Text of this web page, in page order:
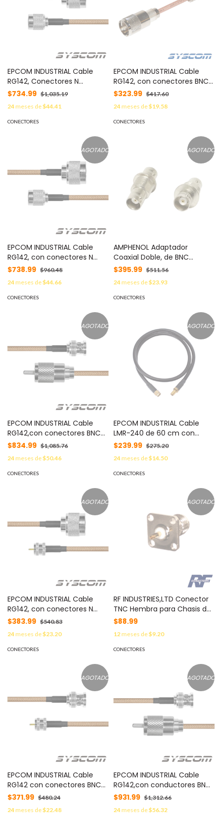
EPCOM INDUSTRIAL Cable
RG142, Conectores N
MACHO/TNC MACHO
INVERSO. MOD: SN-142-TNCI-
100
$734.99 $1,035.19
24meses de$44.41
CONECTORES
EPCOM INDUSTRIAL Cable
RG142, con conectores BNC
Macho /UHF (PL-259) Macho.
MOD: SBNC-142-UHF-10
$323.99 $417.60
24meses de$19.58
CONECTORES
AGOTADO
EPCOM INDUSTRIAL Cable
RG142, con conectores N
Macho/TNC Macho Inverso.
MOD: SN-142-TNCI-60
$738.99 $960.48
24meses de$44.66
CONECTORES
AGOTADO
AMPHENOL Adaptador
Coaxial Doble, de BNC
Hembra a BNC Hembra para
Chasis en COM-3010, Niquel
/ Oro / Delrin. MOD: CON-
N103
$395.99 $511.56
24meses de$23.93
CONECTORES
AGOTADO
EPCOM INDUSTRIAL Cable
RG142,con conectores BNC
Macho / UHF Macho. MOD:
SBNC-142-UHF-110
$834.99 $1,085.76
24meses de$50.46
CONECTORES
AGOTADO
EPCOM INDUSTRIAL Cable
LMR-240 de 60 cm con
Conectores SMA Macho
Inverso y SMA Hembra
Inverso. MOD: SSMAI-240-
SMAHI-60
$239.99 $275.20
24meses de$14.50
CONECTORES
AGOTADO
EPCOM INDUSTRIAL Cable
RG142, con conectores N
Macho / MINI UHF Macho.
MOD: SN-142-MIN-30
$383.99 $540.83
24meses de$23.20
CONECTORES
AGOTADO
RF INDUSTRIES,LTD Conector
TNC Hembra para Chasis de
4 Perforaciones de 13 mm,
Terminal Soldable, Níquel/
Oro/ Teflón. MOD: RFT-1210
$88.99
12meses de$9.20
CONECTORES
AGOTADO
EPCOM INDUSTRIAL Cable
RG142 con conectores BNC
MACHO/MINI UHF MACHO.
MOD: SBNC-142-MIN-30
$371.99 $480.24
24meses de$22.48
AGOTADO
EPCOM INDUSTRIAL Cable
RG142,con conductores BNC
Macho / UHF Macho. MOD:
SBNC-142-UHF-180
$931.99 $1,312.66
24meses de$56.32